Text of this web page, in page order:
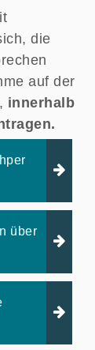
die
auf der
innerhalb
über